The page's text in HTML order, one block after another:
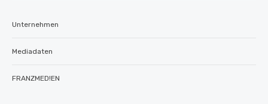
Unternehmen
Mediadaten
FRANZMED!EN